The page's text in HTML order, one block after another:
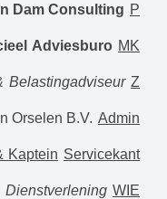
Dam Consulting P
Adviesburo MK
Belastingadviseur Z
Orselen B.V. Admin
Kaptein Servicekant
WIE